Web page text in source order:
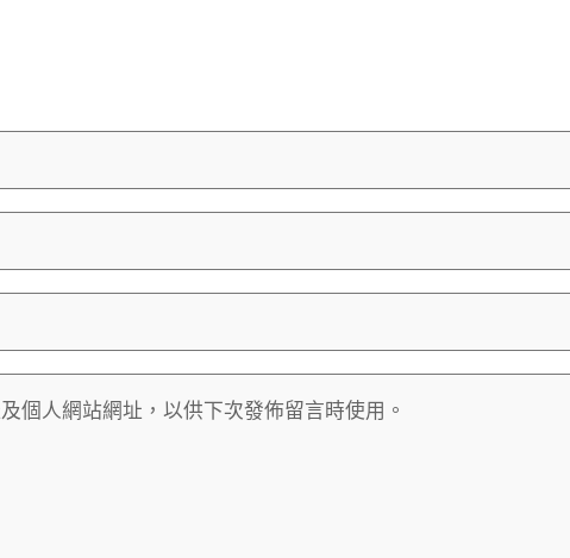
個人網站網址，以供下次發佈留言時使用。